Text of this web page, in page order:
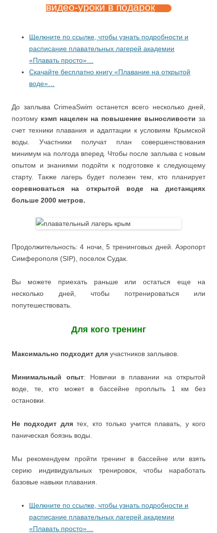
видео-уроки в подарок
Щелкните по ссылке, чтобы узнать подробности и
расписание плавательных лагерей академии
«Плавать просто»…
Скачайте бесплатно книгу «Плавание на открытой
воде»…
До заплыва CrimeaSwim останется всего несколько дней,
поэтому кэмп нацелен на повышение выносливости за
счет техники плавания и адаптации к условиям Крымской
воды. Участники получат план совершенствования
минимум на полгода вперед. Чтобы после заплыва с новым
опытом и знаниями подойти к подготовке к следующему
старту. Также лагерь будет полезен тем, кто планирует
соревноваться на открытой воде на дистанциях
больше 2000 метров.
Продолжительность: 4 ночи, 5 тренинговых дней. Аэропорт
Симферополя (SIP), поселок Судак.
Вы можете приехать раньше или остаться еще на
несколько дней, чтобы потренироваться или
попутешествовать.
Для кого тренинг
Максимально подходит для участников заплывов.
Минимальный опыт: Новички в плавании на открытой
воде, те, кто может в бассейне проплыть 1 км без
остановки.
Не подходит длятех, кто только учится плавать, у кого
паническая боязнь воды.
Мы рекомендуем пройти тренинг в бассейне или взять
серию индивидуальных тренировок, чтобы наработать
базовые навыки плавания.
Щелкните по ссылке, чтобы узнать подробности и
расписание плавательных лагерей академии
«Плавать просто»…